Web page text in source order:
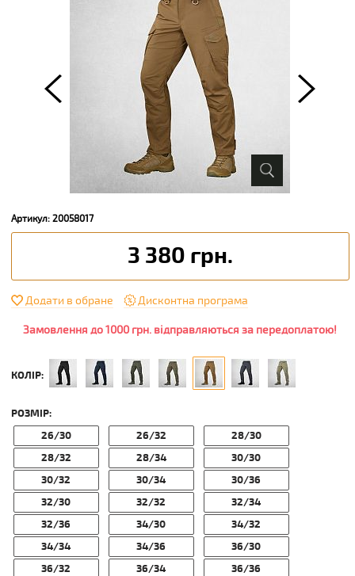
Артикул: 20058017
3 380 грн.
Додати в обране Дисконтна програма
Замовлення до 1000 грн. відправляються за передоплатою!
КОЛІР:
РОЗМІР:
26/30
26/32
28/30
28/32
28/34
30/30
30/32
30/34
30/36
32/30
32/32
32/34
32/36
34/30
34/32
34/34
34/36
36/30
36/32
36/34
36/36